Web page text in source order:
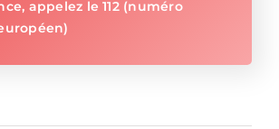
appelez le 112 (numéro